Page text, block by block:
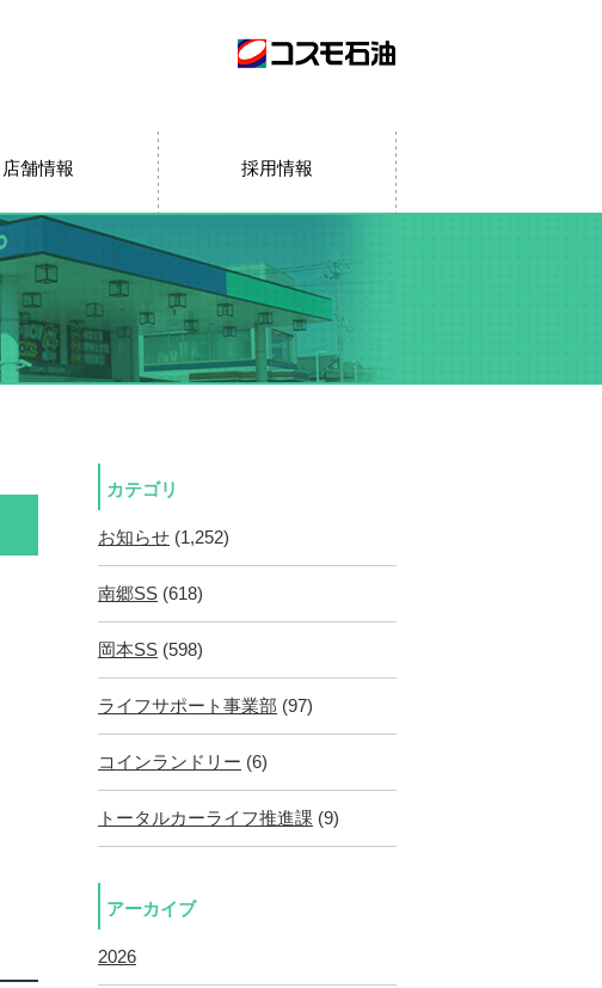
店舗情報 採用情報
カテゴリ
お知らせ (1,252)
南郷SS (618)
岡本SS (598)
ライフサポート事業部 (97)
コインランドリー (6)
トータルカーライフ推進課 (9)
アーカイブ
2026